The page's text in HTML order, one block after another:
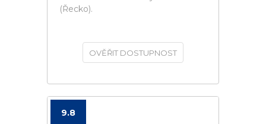
(Řecko).
OVĚŘIT DOSTUPNOST
9.8